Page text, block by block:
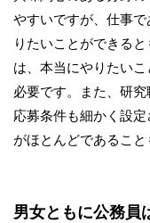
やすいですが、仕事
りたいことができる
は、本当にやりたい
必要です。また、研究
応募条件も細かく設
がほとんどであること
男女ともに公務員